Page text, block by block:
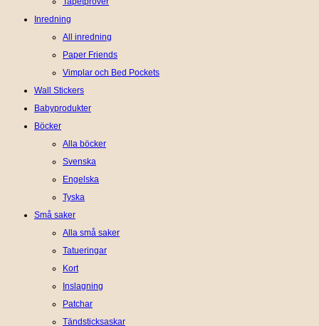
Inredning
All inredning
Paper Friends
Vimplar och Bed Pockets
Wall Stickers
Babyprodukter
Böcker
Alla böcker
Svenska
Engelska
Tyska
Små saker
Alla små saker
Tatueringar
Kort
Inslagning
Patchar
Tändsticksaskar